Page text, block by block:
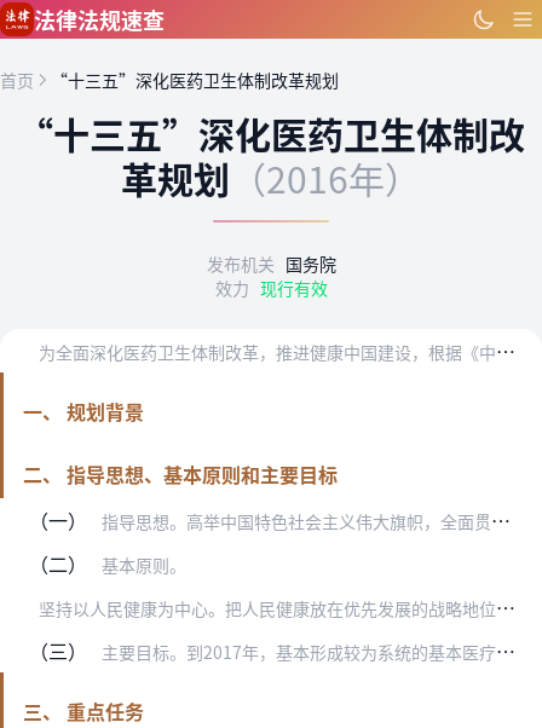
跳到主要内容
法律法规速查
首页 “十三五”深化医药卫生体制改革规划
“十三五”深化医药卫生体制改
革规划 （2016年）
发布机关 国务院
效力 现行有效
为
全面深化医药卫生体制改革，推进健康中国建设，根据《中华人民共和国国民经济和社会发展第十三个五年规划纲要》、《中共中央国务院关于深化医药卫生体制改革的意见》和《…
一、 规划背景
二、 指导思想、基本原则和主要目标
（一）
指导思想。高举中国特色社会主义伟大旗帜，全面贯彻党的十八大和十八届三中、四中、五中、六中全会精神，以马克思列宁主义、毛泽东思想、邓小平理论、“三个代表”重要思想…
（二） 基本原则。
坚
持以人民健康为中心。把人民健康放在优先发展的战略地位，以公平可及、群众受益为目标，坚守底线、补齐短板，作出更有效的制度安排，维护基本医疗卫生服务的公益性，使全…
（三）
主要目标。到2017年，基本形成较为系统的基本医疗卫生制度政策框架。分级诊疗政策体系逐步完善，现代医院管理制度和综合监管制度建设加快推进，全民医疗保障制度更加高…
三、 重点任务